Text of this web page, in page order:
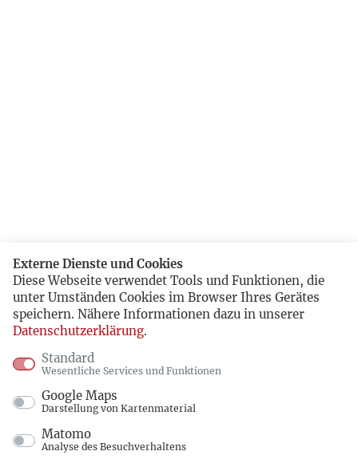
Externe Dienste und Cookies
Diese Webseite verwendet Tools und Funktionen, die
unter Umständen Cookies im Browser Ihres Gerätes
speichern. Nähere Informationen dazu in unserer
Datenschutzerklärung.
Standard
Wesentliche Services und Funktionen
Google Maps
Darstellung von Kartenmaterial
Matomo
Analyse des Besuchverhaltens